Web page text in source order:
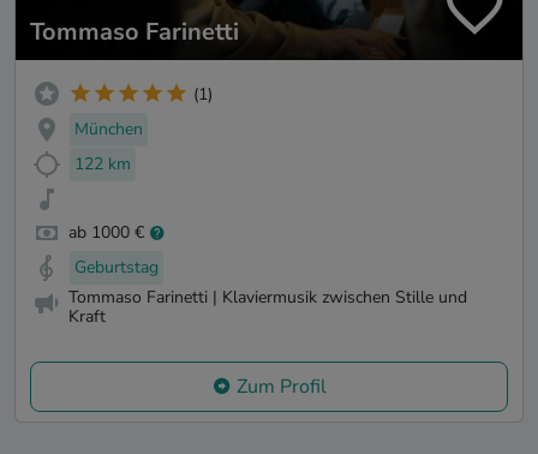
Tommaso Farinetti
(1)
München
122 km
ab 1000 €
Geburtstag
Tommaso Farinetti | Klaviermusik zwischen Stille und
Kraft
Zum Profil